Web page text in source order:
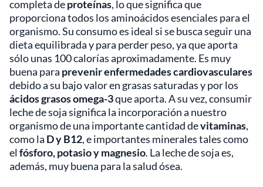
completa deproteínas, lo que significa que
proporciona todos los aminoácidos esenciales para el
organismo. Su consumo es ideal si se busca seguir una
dieta equilibrada y para perder peso, ya que aporta
sólo unas 100 calorías aproximadamente. Es muy
buena para prevenir enfermedades cardiovasculares
debido a su bajo valor en grasas saturadas y por los
ácidos grasos omega-3que aporta. A su vez, consumir
leche de soja significa la incorporación a nuestro
organismo de una importante cantidad devitaminas,
como la D y B12, e importantes minerales tales como
el fósforo, potasio y magnesio. La leche de soja es,
además, muy buena para la salud ósea.